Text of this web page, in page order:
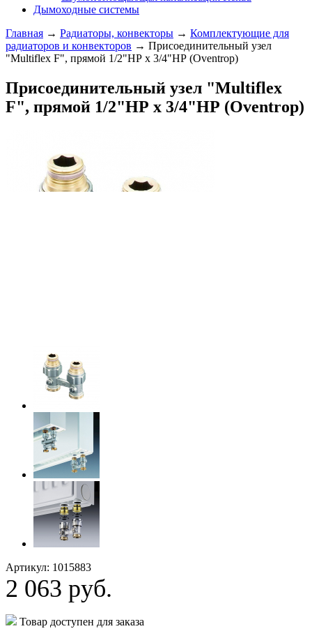
Дымоходные системы
Главная → Радиаторы, конвекторы → Комплектующие для
радиаторов и конвекторов → Присоединительный узел
"Multiflex F", прямой 1/2"НР x 3/4"НР (Oventrop)
Присоединительный узел "Multiflex
F", прямой 1/2"НР x 3/4"НР (Oventrop)
Артикул: 1015883
2 063 руб.
Товар доступен для заказа